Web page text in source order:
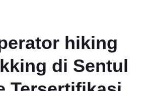
hiking
di Sentul